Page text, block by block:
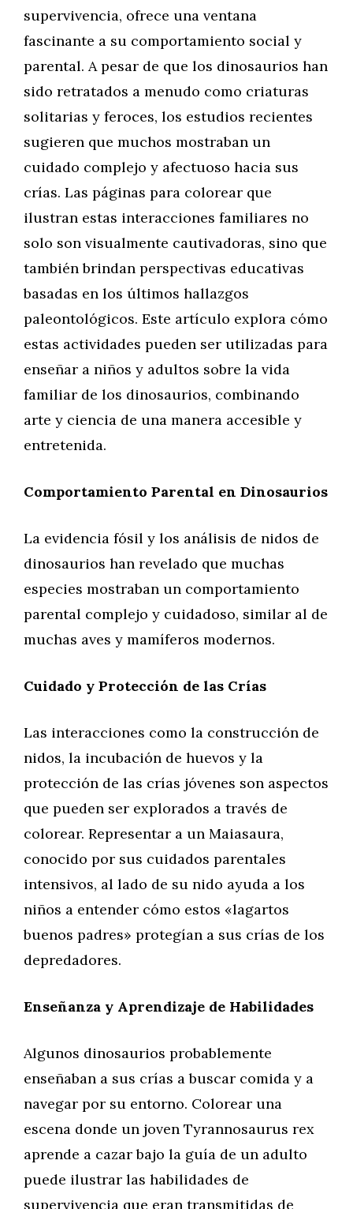
supervivencia, ofrece una ventana
fascinante a su comportamiento social y
parental. A pesar de que los dinosaurios han
sido retratados a menudo como criaturas
solitarias y feroces, los estudios recientes
sugieren que muchos mostraban un
cuidado complejo y afectuoso hacia sus
crías. Las páginas para colorear que
ilustran estas interacciones familiares no
solo son visualmente cautivadoras, sino que
también brindan perspectivas educativas
basadas en los últimos hallazgos
paleontológicos. Este artículo explora cómo
estas actividades pueden ser utilizadas para
enseñar a niños y adultos sobre la vida
familiar de los dinosaurios, combinando
arte y ciencia de una manera accesible y
entretenida.
Comportamiento Parental en Dinosaurios
La evidencia fósil y los análisis de nidos de
dinosaurios han revelado que muchas
especies mostraban un comportamiento
parental complejo y cuidadoso, similar al de
muchas aves y mamíferos modernos.
Cuidado y Protección de las Crías
Las interacciones como la construcción de
nidos, la incubación de huevos y la
protección de las crías jóvenes son aspectos
que pueden ser explorados a través de
colorear. Representar a un Maiasaura,
conocido por sus cuidados parentales
intensivos, al lado de su nido ayuda a los
niños a entender cómo estos «lagartos
buenos padres» protegían a sus crías de los
depredadores.
Enseñanza y Aprendizaje de Habilidades
Algunos dinosaurios probablemente
enseñaban a sus crías a buscar comida y a
navegar por su entorno. Colorear una
escena donde un joven Tyrannosaurus rex
aprende a cazar bajo la guía de un adulto
puede ilustrar las habilidades de
supervivencia que eran transmitidas de